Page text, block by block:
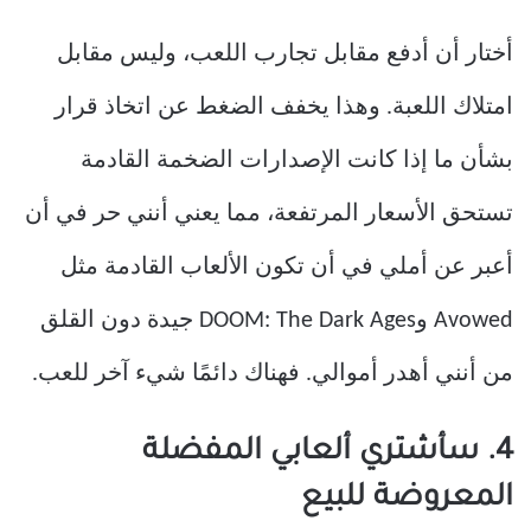
أختار أن أدفع مقابل تجارب اللعب، وليس مقابل
امتلاك اللعبة. وهذا يخفف الضغط عن اتخاذ قرار
بشأن ما إذا كانت الإصدارات الضخمة القادمة
تستحق الأسعار المرتفعة، مما يعني أنني حر في أن
أعبر عن أملي في أن تكون الألعاب القادمة مثل
Avowed وDOOM: The Dark Ages جيدة دون القلق
من أنني أهدر أموالي. فهناك دائمًا شيء آخر للعب.
4. سأشتري ألعابي المفضلة
المعروضة للبيع